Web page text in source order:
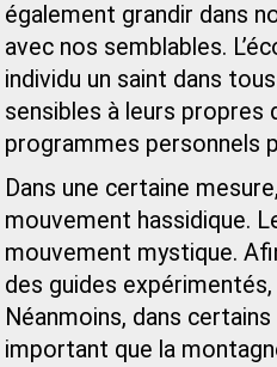
également grandir dans
avec nos semblables.
individu un saint dans
sensibles à leurs
programmes personnels
Dans une certaine
mouvement hassidique.
mouvement mystique.
des guides
Néanmoins, dans
important que la